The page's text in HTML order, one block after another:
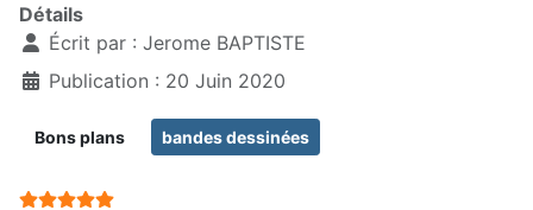
Détails
Écrit par : Jerome BAPTISTE
Publication : 20 Juin 2020
Bons plans bandes dessinées
Vote utilisateur: